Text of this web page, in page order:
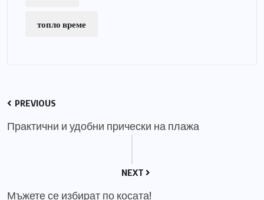
топло време
PREVIOUS
Практични и удобни прически на плажа
NEXT
Мъжете се избират по косата!